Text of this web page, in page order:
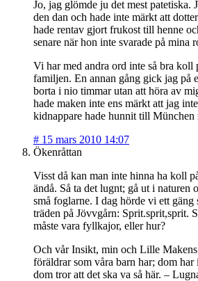
Jo, jag glömde ju det mest patetiska.
den dan och hade inte märkt att
hade rentav gjort frukost till henne
senare när hon inte svarade på mina
Vi har med andra ord inte så bra koll
familjen. En annan gång gick jag på
borta i nio timmar utan att höra av
hade maken inte ens märkt att jag
kidnappare hade hunnit till
# 15 mars 2010 14:07
Ökenråttan
Visst då kan man inte hinna ha koll
ändå. Så ta det lugnt; gå ut i naturen
små foglarne. I dag hörde vi ett gäng
träden på Jövvgårn: Sprit.sprit,sprit.
måste vara fyllkajor, eller hur?
Och vår Insikt, min och Lille
föräldrar som våra barn har; dom har
dom tror att det ska va så här. –